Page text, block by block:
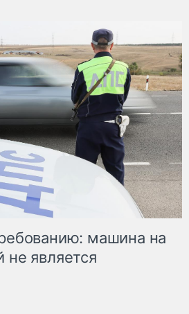
машина на
не является